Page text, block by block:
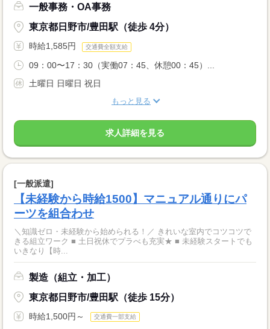
一般事務・OA事務
東京都日野市/豊田駅（徒歩 4分）
時給1,585円 交通費全額支給
09：00〜17：30（実働07：45、休憩00：45）...
土曜日 日曜日 祝日
もっと見る
求人詳細を見る
[一般派遣]
【未経験から時給1500】マニュアル通りにパ
ーツを組合わせ
＼知識ゼロ・未経験から始められる！／ きれいな室内でコツコツで
きる組立ワーク ■ 土日祝休でプラべも充実★ ■ 未経験スタートでも
いきなり【時...
製造（組立・加工）
東京都日野市/豊田駅（徒歩 15分）
時給1,500円～ 交通費一部支給